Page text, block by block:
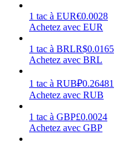
Cochon de puissance
1 tac à EUR€0.0028
Achetez avec EUR
1 tac à BRLR$0.0165
Achetez avec BRL
1 tac à RUB₽0.26481
Achetez avec RUB
1 tac à GBP£0.0024
Achetez avec GBP